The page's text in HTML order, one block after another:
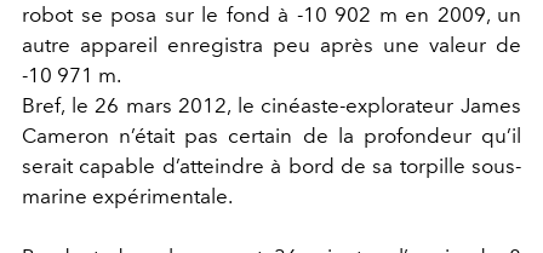
robot se posa sur le fond à -10 902 m en 2009, un
autre appareil enregistra peu après une valeur de
-10 971 m.
Bref, le 26 mars 2012, le cinéaste-explorateur James
Cameron n’était pas certain de la profondeur qu’il
serait capable d’atteindre à bord de sa torpille sous-
marine expérimentale.